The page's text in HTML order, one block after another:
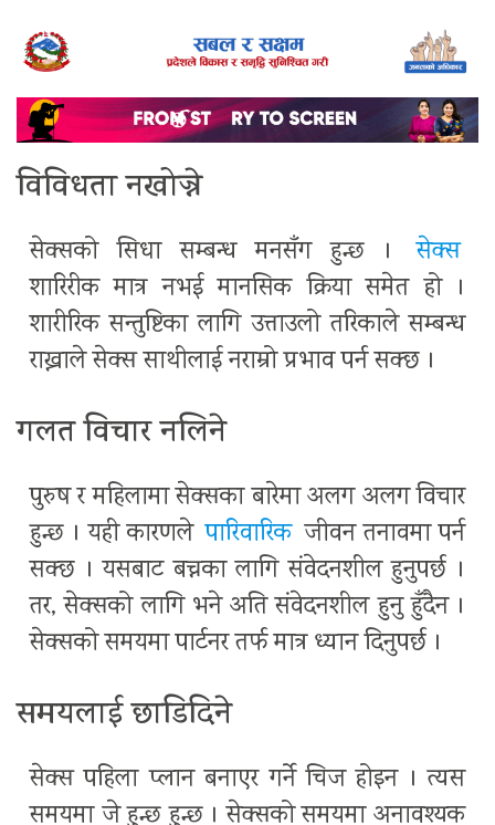
विविधता नखोज्ने
सेक्सको सिधा सम्बन्ध मनसँग हुन्छ ।
सेक्स
शारिरीक मात्र नभई मानसिक क्रिया समेत हो ।
शारीरिक सन्तुष्टिका लागि उत्ताउलो तरिकाले सम्बन्ध
राख्नाले सेक्स साथीलाई नराम्रो प्रभाव पर्न सक्छ ।
गलत विचार नलिने
पुरुष र महिलामा सेक्सका बारेमा अलग अलग विचार
हुन्छ । यही कारणले पारिवारिक जीवन तनावमा पर्न
सक्छ । यसबाट बच्नका लागि संवेदनशील हुनुपर्छ ।
तर, सेक्सको लागि भने अति संवेदनशील हुनु हुँदैन ।
सेक्सको समयमा पार्टनर तर्फ मात्र ध्यान दिनुपर्छ ।
समयलाई छाडिदिने
सेक्स पहिला प्लान बनाएर गर्ने चिज होइन । त्यस
समयमा जे हुन्छ हुन्छ । सेक्सको समयमा अनावश्यक